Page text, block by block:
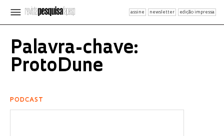
assine newsletter edição impressa
Palavra-chave:
ProtoDune
PODCAST